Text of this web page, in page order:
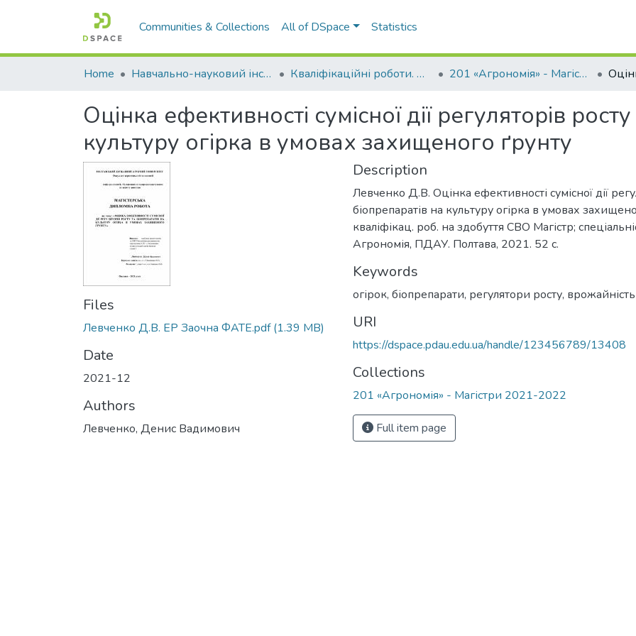
Communities & Collections All of DSpace Statistics
Home Навчально-науковий інститут агротехнологій, селекції та екології Кваліфікаційні роботи. ННІ агротехнологій, селекції та екології 201 «Агрономія» - Магістри 2021-2022
Оцінка ефективності сумісної дії регуляторів
культуру огірка в умовах захищеного ґрунту
Files
Левченко Д.В. ЕР Заочна ФАТЕ.pdf(1.39 MB)
Date
2021-12
Authors
Левченко, Денис Вадимович
Description
Левченко Д.В. Оцінка ефективності сумісної дії
біопрепаратів на культуру огірка в умовах
кваліфікац. роб. на здобуття СВО Магістр;
Агрономія, ПДАУ. Полтава, 2021. 52 с.
Keywords
огірок, біопрепарати, регулятори росту, врожайність
URI
https://dspace.pdau.edu.ua/handle/123456789/13408
Collections
201 «Агрономія» - Магістри 2021-2022
Full item page